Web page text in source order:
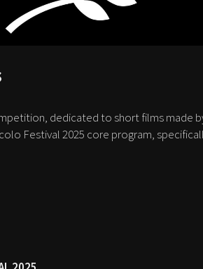
dedicated to short films made
Festival 2025 core program,